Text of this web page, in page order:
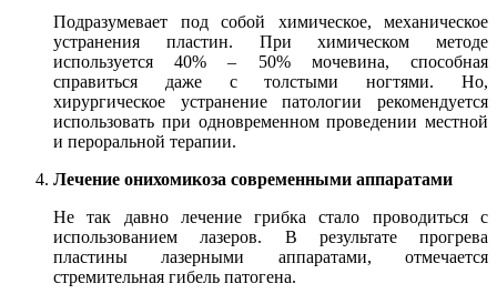
Подразумевает под собой химическое, механическое
устранения пластин. При химическом методе
используется 40% – 50% мочевина, способная
справиться даже с толстыми ногтями. Но,
хирургическое устранение патологии рекомендуется
использовать при одновременном проведении местной
и пероральной терапии.
Лечение онихомикоза современными аппаратами
Не так давно лечение грибка стало проводиться с
использованием лазеров. В результате прогрева
пластины лазерными аппаратами, отмечается
стремительная гибель патогена.